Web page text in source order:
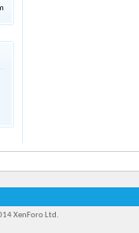
XenForo Ltd.